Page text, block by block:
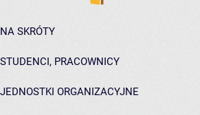
NA SKRÓTY
STUDENCI, PRACOWNICY
JEDNOSTKI ORGANIZACYJNE